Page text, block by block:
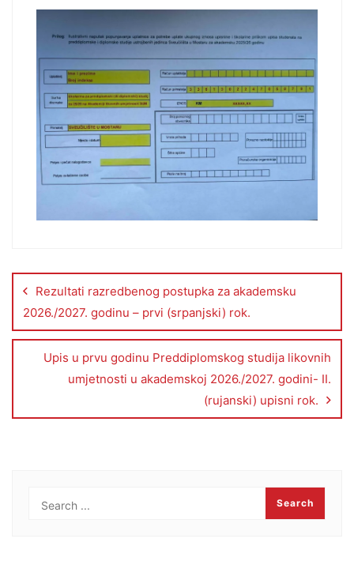
Rezultati razredbenog postupka za akademsku
2026./2027. godinu – prvi (srpanjski) rok.
Upis u prvu godinu Preddiplomskog studija likovnih
umjetnosti u akademskoj 2026./2027. godini- II.
(rujanski) upisni rok.